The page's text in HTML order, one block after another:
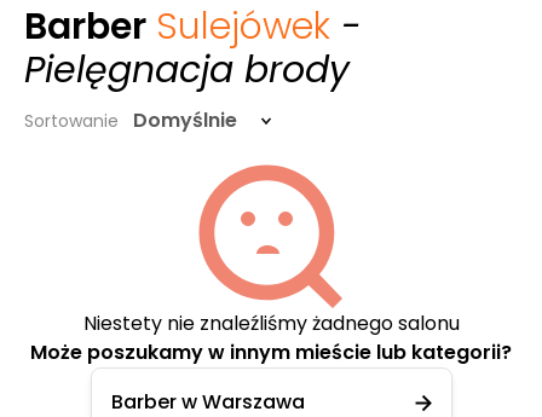
Barber Sulejówek -
Pielęgnacja brody
Sortowanie Domyślnie
Niestety nie znaleźliśmy żadnego salonu
Może poszukamy w innym mieście lub kategorii?
Barber w Warszawa